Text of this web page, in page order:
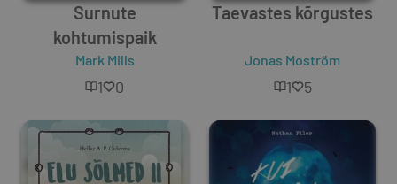
Surnute
kohtumispaik
Mark Mills
1 0
Taevastes kõrgustes
Jonas Moström
1 5